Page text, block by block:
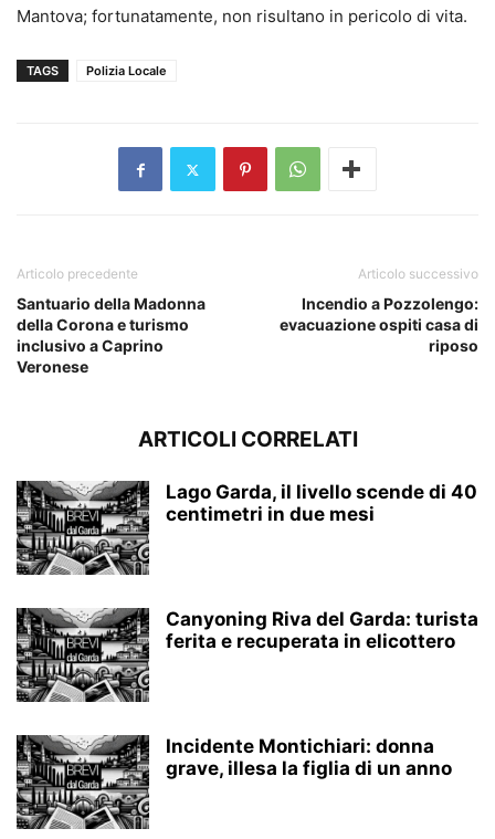
Mantova; fortunatamente, non risultano in pericolo di vita.
TAGS Polizia Locale
Articolo precedente
Santuario della Madonna
della Corona e turismo
inclusivo a Caprino
Veronese
Articolo successivo
Incendio a Pozzolengo:
evacuazione ospiti casa di
riposo
ARTICOLI CORRELATI
Lago Garda, il livello scende di 40
centimetri in due mesi
Canyoning Riva del Garda: turista
ferita e recuperata in elicottero
Incidente Montichiari: donna
grave, illesa la figlia di un anno